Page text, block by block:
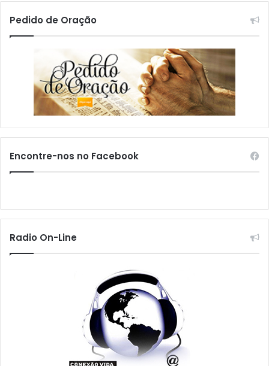
Pedido de Oração
Encontre-nos no Facebook
Radio On-Line